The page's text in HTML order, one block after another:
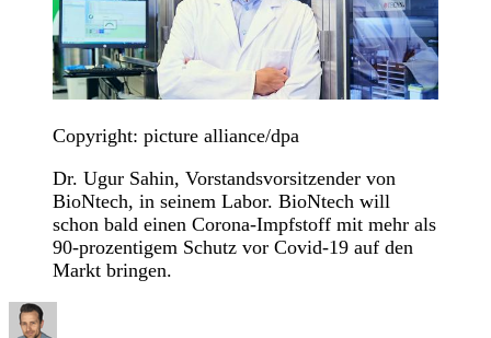
Copyright: picture alliance/dpa
Dr. Ugur Sahin, Vorstandsvorsitzender von
BioNtech, in seinem Labor. BioNtech will
schon bald einen Corona-Impfstoff mit mehr als
90-prozentigem Schutz vor Covid-19 auf den
Markt bringen.